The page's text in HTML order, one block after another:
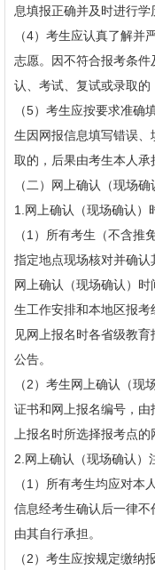
息填报正确并及时进行学
（4）考生应认真了解并
志愿。因不符合报考条
认、考试、复试或录取的
（5）考生应按要求准确
生因网报信息填写错误
取的，后果由考生本人承
（二）网上确认（现场
1.网上确认（现场确认）
（1）所有考生（不含推
指定地点现场核对并确认
网上确认（现场确认）
生工作安排和本地区报
见网上报名时各省级教
公告。
（2）考生网上确认（现
证书和网上报名编号，
上报名时所选择报考点的
2.网上确认（现场确认）
（1）所有考生均应对本
信息经考生确认后一律
由其自行承担。
（2）考生应按规定缴纳